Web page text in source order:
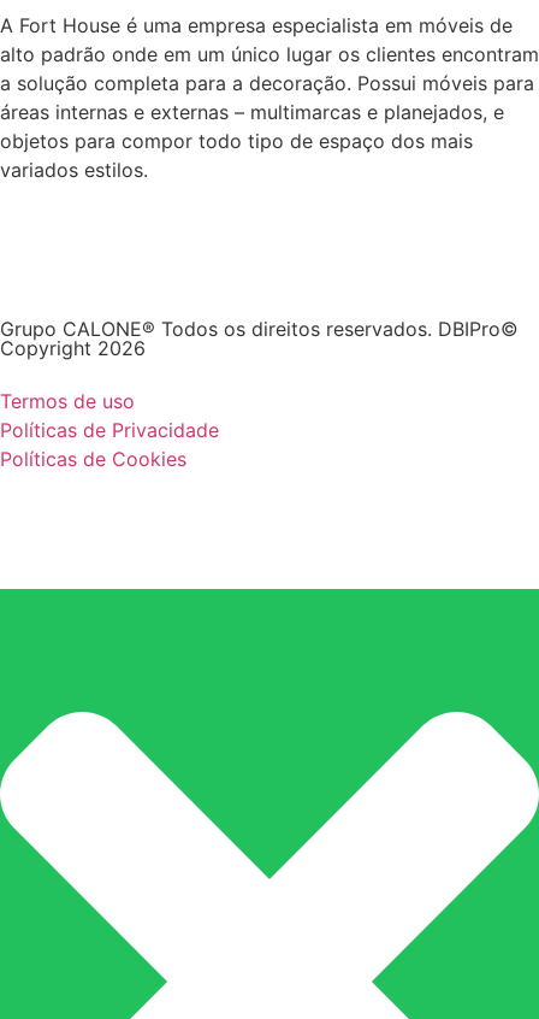
A Fort House é uma empresa especialista em móveis de
alto padrão onde em um único lugar os clientes encontram
a solução completa para a decoração. Possui móveis para
áreas internas e externas – multimarcas e planejados, e
objetos para compor todo tipo de espaço dos mais
variados estilos.
Grupo CALONE® Todos os direitos reservados. DBIPro©
Copyright 2026
Termos de uso
Políticas de Privacidade
Políticas de Cookies